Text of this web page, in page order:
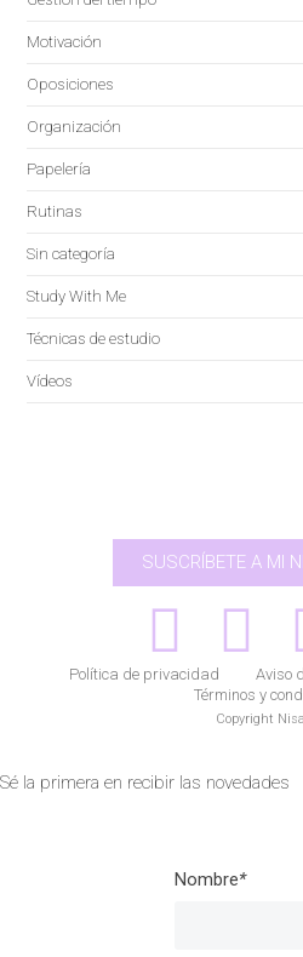
Motivación
Oposiciones
Organización
Papelería
Rutinas
Sin categoría
Study With Me
Técnicas de estudio
Vídeos
SUSCRÍBETE A MI
Política de privacidad Aviso
Términos y
Copyright
Sé la primera en recibir las novedades
Nombre*